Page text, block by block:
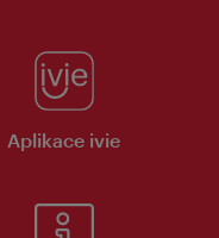
Aplikace ivie